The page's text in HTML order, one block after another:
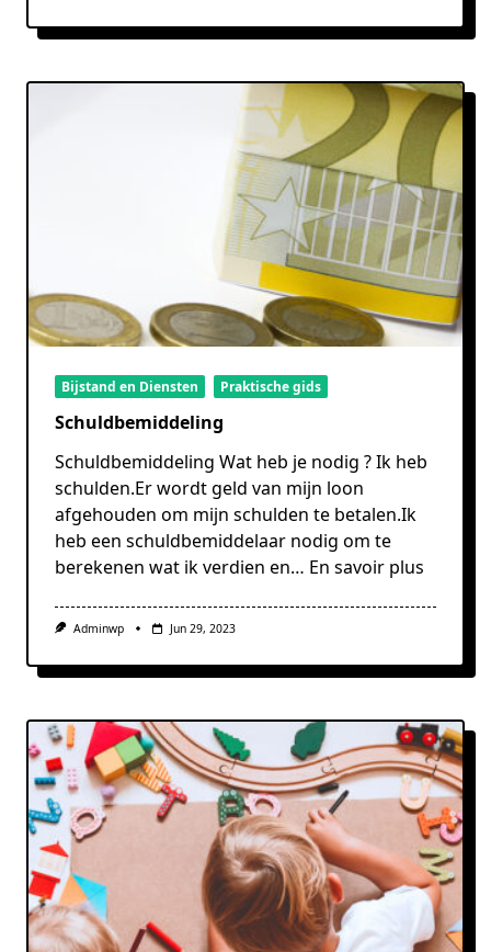
Bijstand en Diensten Praktische gids
Schuldbemiddeling
Schuldbemiddeling Wat heb je nodig ? Ik heb
schulden.Er wordt geld van mijn loon
afgehouden om mijn schulden te betalen.Ik
heb een schuldbemiddelaar nodig om te
berekenen wat ik verdien en… En savoir plus
Adminwp Jun 29, 2023